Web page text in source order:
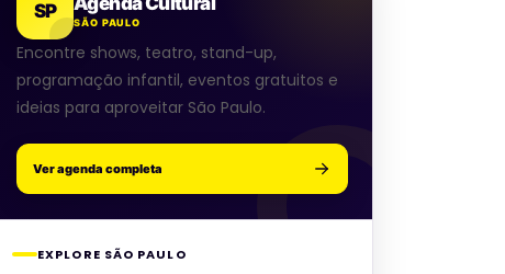
SP
SÃO PAULO
Encontre shows, teatro, stand-up,
programação infantil, eventos gratuitos e
ideias para aproveitar São Paulo.
Ver agenda completa
EXPLORE SÃO PAULO